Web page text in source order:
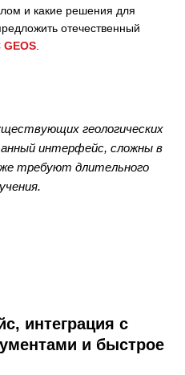
и какие решения для
отечественный
геологических
интерфейс, сложны в
требуют длительного
интеграция с
и быстрое